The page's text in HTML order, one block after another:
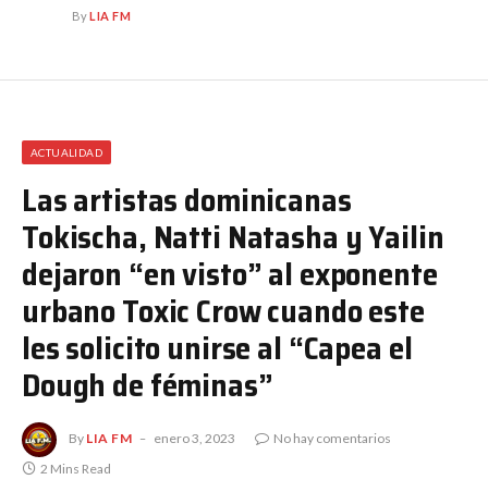
ByLIA FM
ACTUALIDAD
Las artistas dominicanas
Tokischa, Natti Natasha y Yailin
dejaron “en visto” al exponente
urbano Toxic Crow cuando este
les solicito unirse al “Capea el
Dough de féminas”
By LIA FM enero 3, 2023
No hay comentarios
2 Mins Read